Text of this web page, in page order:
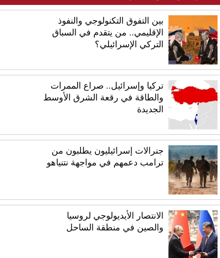
بين التفوق التكنولوجي والنفوذ
الإقليمي.. من يتقدم في السباق
التركي الإسرائيلي؟
تركيا وإسرائيل.. صراع الممرات
والطاقة في رقعة الشرق الأوسط
الجديدة
جنرالات إسرائيليون يطلبون من
ترامب دعمهم في مواجهة نتنياهو
الانتصار الأيديولوجي لروسيا
والصين في منطقة الساحل